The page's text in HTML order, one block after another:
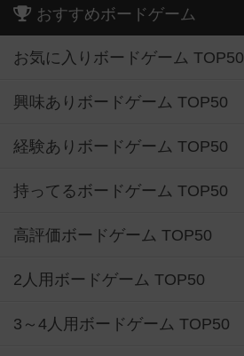
おすすめボードゲーム
お気に入りボードゲーム TOP50
興味ありボードゲーム TOP50
経験ありボードゲーム TOP50
持ってるボードゲーム TOP50
高評価ボードゲーム TOP50
2人用ボードゲーム TOP50
3～4人用ボードゲーム TOP50